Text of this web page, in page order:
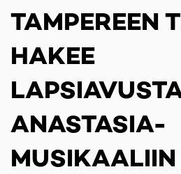
TAMPEREEN
HAKEE
ANASTASIA-
MUSIKAALIIN